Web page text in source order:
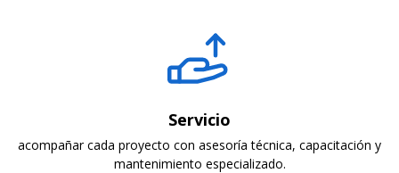
Servicio
acompañar cada proyecto con asesoría técnica, capacitación y
mantenimiento especializado.